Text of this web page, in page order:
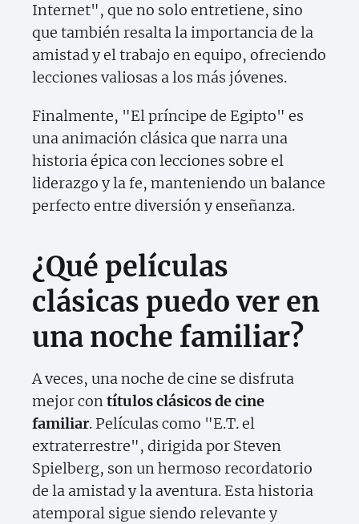
Internet", que no solo entretiene, sino
que también resalta la importancia de la
amistad y el trabajo en equipo, ofreciendo
lecciones valiosas a los más jóvenes.
Finalmente, "El príncipe de Egipto" es
una animación clásica que narra una
historia épica con lecciones sobre el
liderazgo y la fe, manteniendo un balance
perfecto entre diversión y enseñanza.
¿Qué películas
clásicas puedo ver en
una noche familiar?
A veces, una noche de cine se disfruta
mejor contítulos clásicos de cine
familiar. Películas como "E.T. el
extraterrestre", dirigida por Steven
Spielberg, son un hermoso recordatorio
de la amistad y la aventura. Esta historia
atemporal sigue siendo relevante y